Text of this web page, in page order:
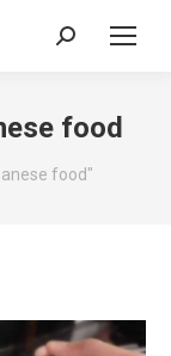
Search:
food
food"